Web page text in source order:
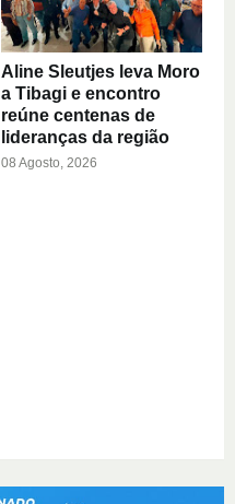
Aline Sleutjes leva Moro
a Tibagi e encontro
reúne centenas de
lideranças da região
08 Agosto, 2026